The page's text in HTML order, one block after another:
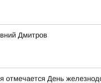
Дмитров
отмечается День